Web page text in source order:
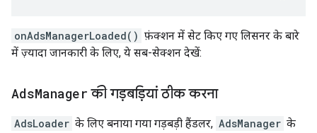
onAdsManagerLoaded() फ़ंक्शन में सेट किए गए लिसनर के बारे
में ज़्यादा जानकारी के लिए, ये सब-सेक्शन देखें:
AdsManager की गड़बड़ियां ठीक करना
AdsLoader के लिए बनाया गया गड़बड़ी हैंडलर, AdsManager के